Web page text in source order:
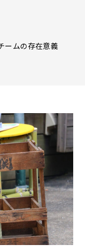
ームの存在意義